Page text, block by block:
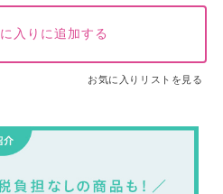
入りに追加する
お気に入りリストを見る